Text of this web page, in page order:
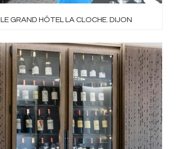
LE GRAND HÔTEL LA CLOCHE. DIJON